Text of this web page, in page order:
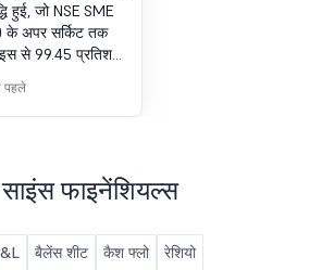
हुई, जो NSE SME
के अपर सर्किट तक
से 99.45 प्रतिशत
पहले
साइंस फाइनेंशियल्स
बैलेंस शीट कैश फ्लो रेशियो